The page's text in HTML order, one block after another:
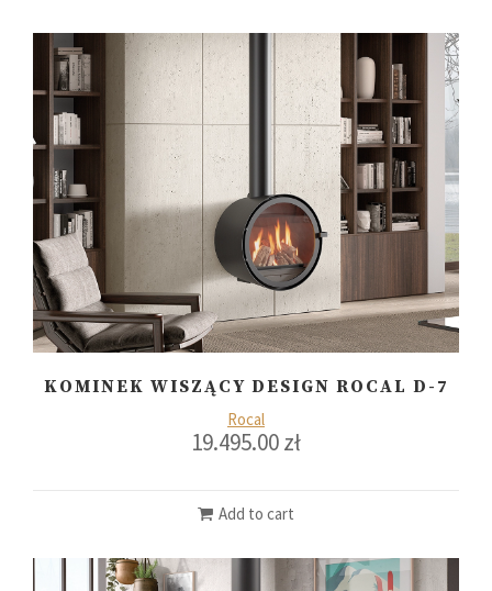
KOMINEK WISZĄCY DESIGN ROCAL D-7
Rocal
19.495.00zł
Add to cart